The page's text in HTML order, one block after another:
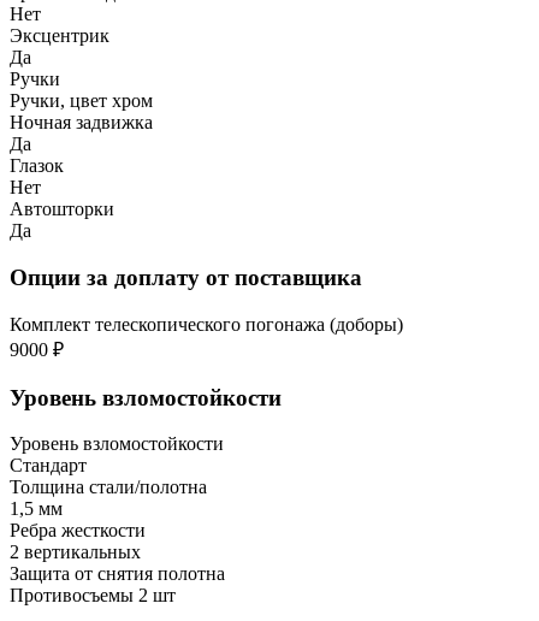
Нет
Эксцентрик
Да
Ручки
Ручки, цвет хром
Ночная задвижка
Да
Глазок
Нет
Автошторки
Да
Опции за доплату от поставщика
Комплект телескопического погонажа (доборы)
9000 ₽
Уровень взломостойкости
Уровень взломостойкости
Стандарт
Толщина стали/полотна
1,5 мм
Ребра жесткости
2 вертикальных
Защита от снятия полотна
Противосъемы 2 шт